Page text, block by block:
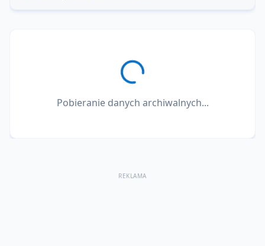
Pobieranie danych archiwalnych...
REKLAMA